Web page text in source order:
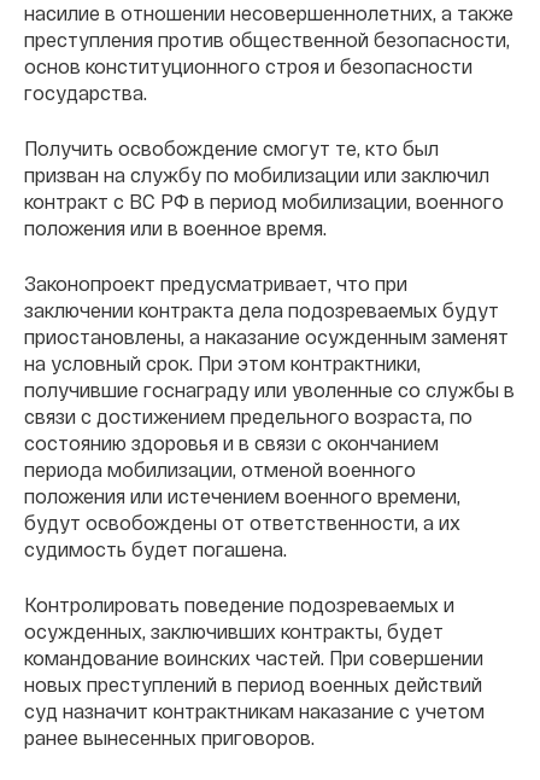
насилие в отношении несовершеннолетних, а также
преступления против общественной безопасности,
основ конституционного строя и безопасности
государства.
Получить освобождение смогут те, кто был
призван на службу по мобилизации или заключил
контракт с ВС РФ в период мобилизации, военного
положения или в военное время.
Законопроект предусматривает, что при
заключении контракта дела подозреваемых будут
приостановлены, а наказание осужденным заменят
на условный срок. При этом контрактники,
получившие госнаграду или уволенные со службы в
связи с достижением предельного возраста, по
состоянию здоровья и в связи с окончанием
периода мобилизации, отменой военного
положения или истечением военного времени,
будут освобождены от ответственности, а их
судимость будет погашена.
Контролировать поведение подозреваемых и
осужденных, заключивших контракты, будет
командование воинских частей. При совершении
новых преступлений в период военных действий
суд назначит контрактникам наказание с учетом
ранее вынесенных приговоров.